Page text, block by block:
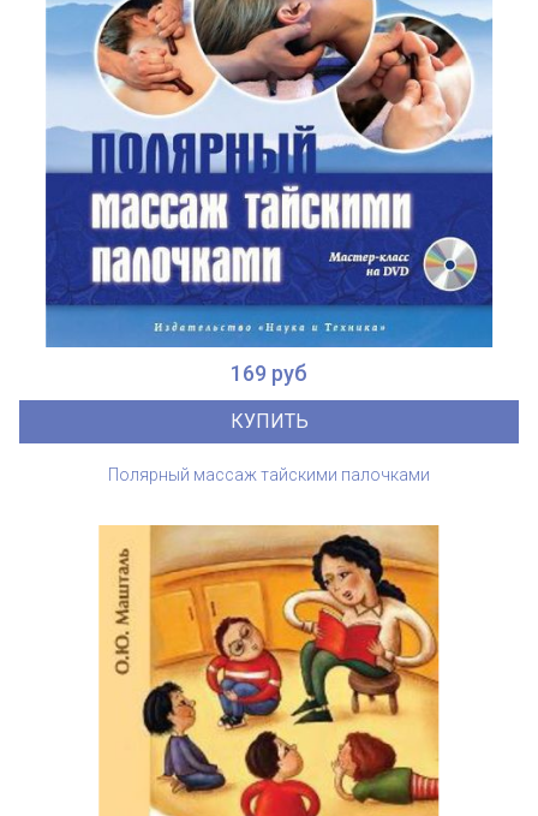
169 руб
КУПИТЬ
Полярный массаж тайскими палочками